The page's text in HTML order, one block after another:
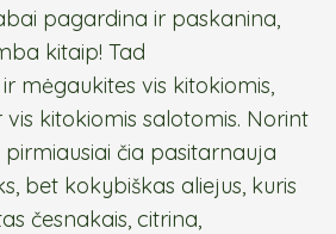
pagardina ir paskanina,
kitaip! Tad
mėgaukites vis kitokiomis,
kitokiomis salotomis. Norint
čia pasitarnauja
bet kokybiškas aliejus, kuris
česnakais, citrina,